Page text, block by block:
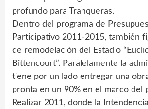
profundo para Tranqueras.
Dentro del programa de
Participativo 2011-2015, también
de remodelación del Estadio
Bittencourt”. Paralelamente la
tiene por un lado entregar una
pronta en un 90% en el marco del
Realizar 2011, donde la Intendencia